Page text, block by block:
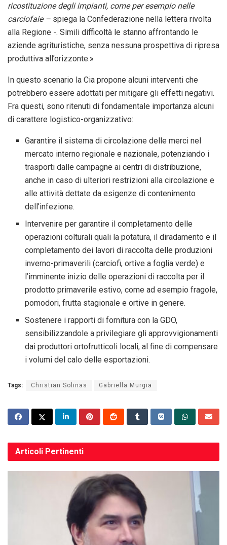
ricostituzione degli impianti, come per esempio nelle
carciofaie – spiega la Confederazione nella lettera rivolta
alla Regione -. Simili difficoltà le stanno affrontando le
aziende agrituristiche, senza nessuna prospettiva di ripresa
produttiva all’orizzonte.»
In questo scenario la Cia propone alcuni interventi che
potrebbero essere adottati per mitigare gli effetti negativi.
Fra questi, sono ritenuti di fondamentale importanza alcuni
di carattere logistico-organizzativo:
Garantire il sistema di circolazione delle merci nel
mercato interno regionale e nazionale, potenziando i
trasporti dalle campagne ai centri di distribuzione,
anche in caso di ulteriori restrizioni alla circolazione e
alle attività dettate da esigenze di contenimento
dell’infezione.
Intervenire per garantire il completamento delle
operazioni colturali quali la potatura, il diradamento e il
completamento dei lavori di raccolta delle produzioni
inverno-primaverili (carciofi, ortive a foglia verde) e
l’imminente inizio delle operazioni di raccolta per il
prodotto primaverile estivo, come ad esempio fragole,
pomodori, frutta stagionale e ortive in genere.
Sostenere i rapporti di fornitura con la GDO,
sensibilizzandole a privilegiare gli approvvigionamenti
dai produttori ortofrutticoli locali, al fine di compensare
i volumi del calo delle esportazioni.
Tags: Christian Solinas Gabriella Murgia
Articoli Pertinenti